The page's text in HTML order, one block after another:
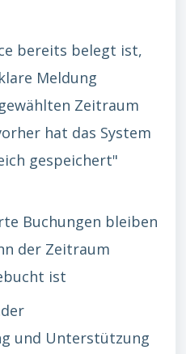
bereits belegt ist,
Meldung
Zeitraum
hat das System
gespeichert"
Buchungen bleiben
der Zeitraum
ist
und Unterstützung